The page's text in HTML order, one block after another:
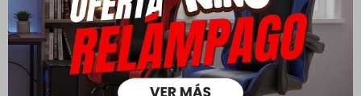
Sillón 100% Cuero - 3
Cuerpos - Monza - Camel
41.190 $ 49.990
33.190
Butaca Giratoria 1 Cuerpo
Air Vintage - 100% Cuero -
Mostarda
$31.990 $ 44.790